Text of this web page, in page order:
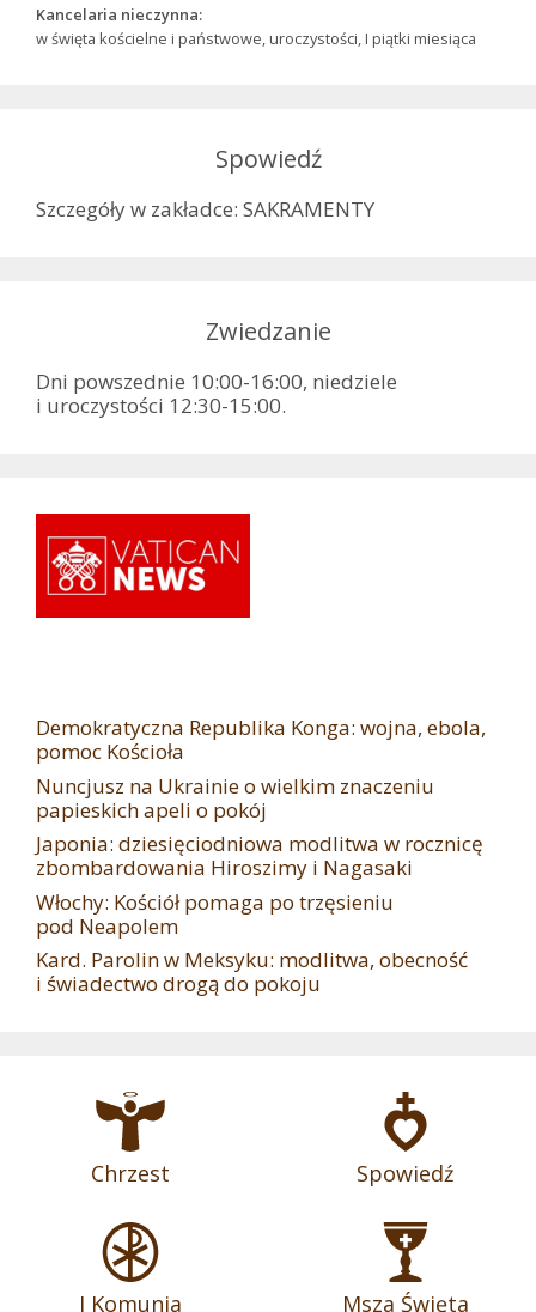
Kancelaria nieczynna:
w święta kościelne i państwowe, uroczystości, I piątki miesiąca
Spowiedź
Szczegóły w zakładce: SAKRAMENTY
Zwiedzanie
Dni powszednie 10:00-16:00, niedziele
i uroczystości 12:30-15:00.
Demokratyczna Republika Konga: wojna, ebola,
pomoc Kościoła
Nuncjusz na Ukrainie o wielkim znaczeniu
papieskich apeli o pokój
Japonia: dziesięciodniowa modlitwa w rocznicę
zbombardowania Hiroszimy i Nagasaki
Włochy: Kościół pomaga po trzęsieniu
pod Neapolem
Kard. Parolin w Meksyku: modlitwa, obecność
i świadectwo drogą do pokoju
Chrzest Spowiedź
I Komunia Msza Święta